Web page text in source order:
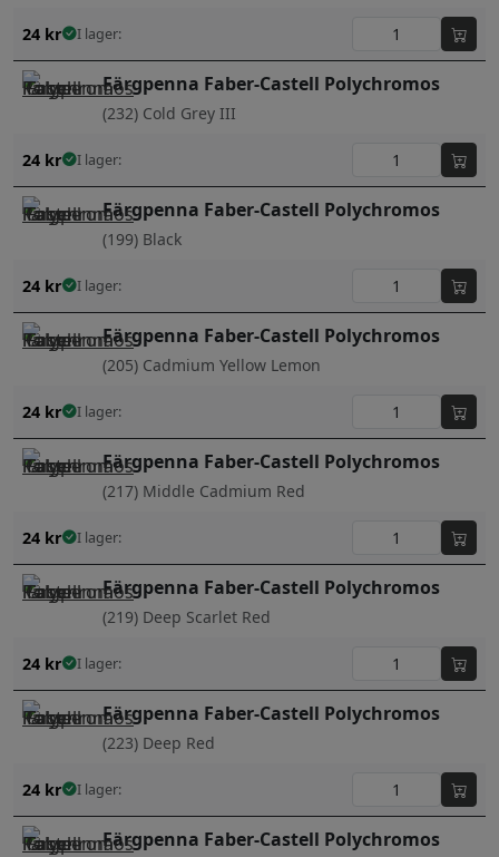
24 kr I lager:
Färgpenna Faber-Castell Polychromos
(232) Cold Grey III
24 kr I lager:
Färgpenna Faber-Castell Polychromos
(199) Black
24 kr I lager:
Färgpenna Faber-Castell Polychromos
(205) Cadmium Yellow Lemon
24 kr I lager:
Färgpenna Faber-Castell Polychromos
(217) Middle Cadmium Red
24 kr I lager:
Färgpenna Faber-Castell Polychromos
(219) Deep Scarlet Red
24 kr I lager:
Färgpenna Faber-Castell Polychromos
(223) Deep Red
24 kr I lager:
Färgpenna Faber-Castell Polychromos